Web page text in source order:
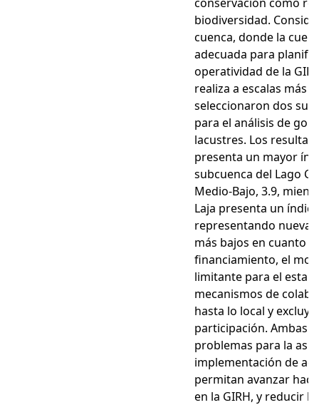
biodiversidad.
cuenca, donde la
adecuada para
operatividad de la
realiza a escalas más
seleccionaron dos
para el análisis de
lacustres. Los
presenta un mayor
subcuenca del Lago
Medio-Bajo, 3.9,
Laja presenta un
representando
más bajos en cuanto
financiamiento, el
limitante para el
mecanismos de
hasta lo local y
participación. Ambas
problemas para la
implementación de
permitan avanzar
en la GIRH, y reducir